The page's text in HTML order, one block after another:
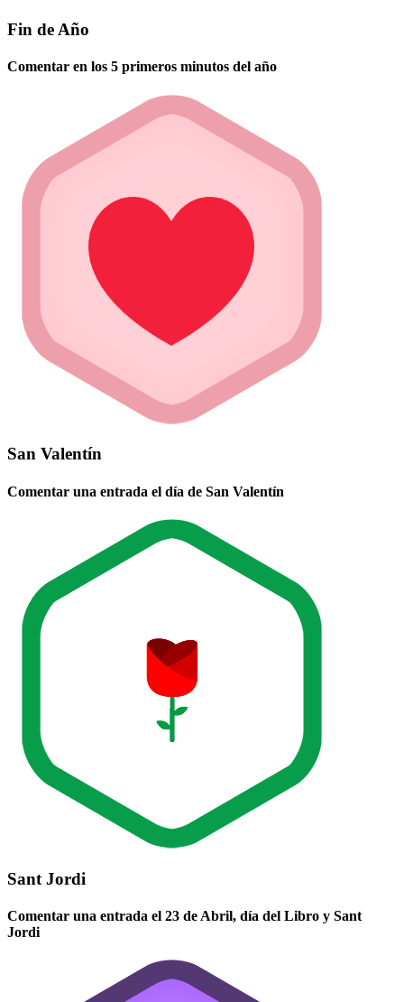
Fin de Año
Comentar en los 5 primeros minutos del año
San Valentín
Comentar una entrada el día de San Valentín
Sant Jordi
Comentar una entrada el 23 de Abril, día del Libro y Sant
Jordi